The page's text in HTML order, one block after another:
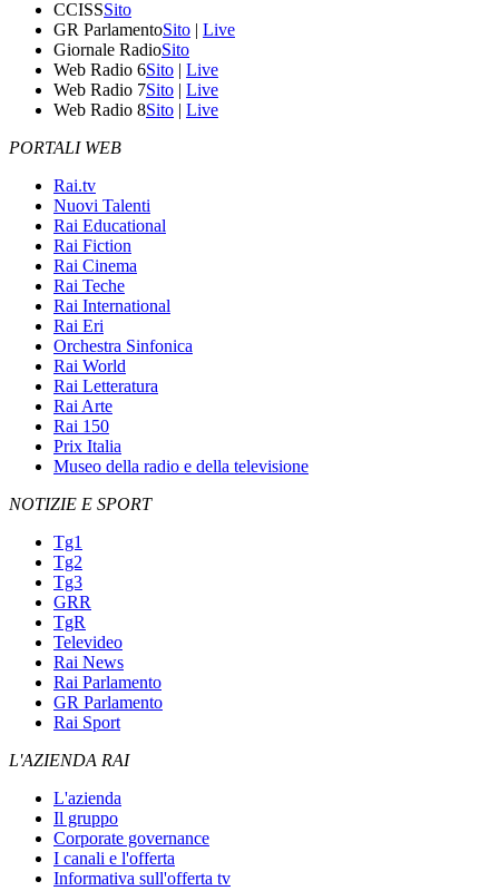
CCISSSito
GR ParlamentoSito | Live
Giornale RadioSito
Web Radio 6Sito | Live
Web Radio 7Sito | Live
Web Radio 8Sito | Live
PORTALI WEB
Rai.tv
Nuovi Talenti
Rai Educational
Rai Fiction
Rai Cinema
Rai Teche
Rai International
Rai Eri
Orchestra Sinfonica
Rai World
Rai Letteratura
Rai Arte
Rai 150
Prix Italia
Museo della radio e della televisione
NOTIZIE E SPORT
Tg1
Tg2
Tg3
GRR
TgR
Televideo
Rai News
Rai Parlamento
GR Parlamento
Rai Sport
L'AZIENDA RAI
L'azienda
Il gruppo
Corporate governance
I canali e l'offerta
Informativa sull'offerta tv